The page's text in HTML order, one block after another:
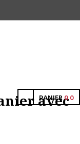
PANIER00
avec